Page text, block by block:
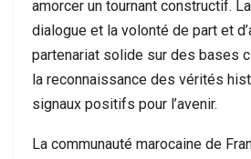
amorcer un tournant constructif.
dialogue et la volonté de part et
partenariat solide sur des bases
la reconnaissance des vérités
signaux positifs pour l’avenir.
La communauté marocaine de